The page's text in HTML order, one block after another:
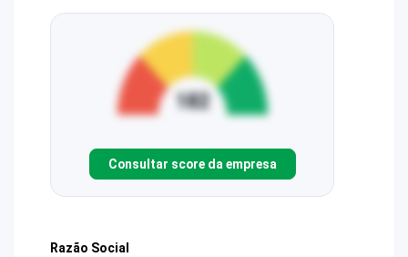
Consultar score da empresa
Razão Social